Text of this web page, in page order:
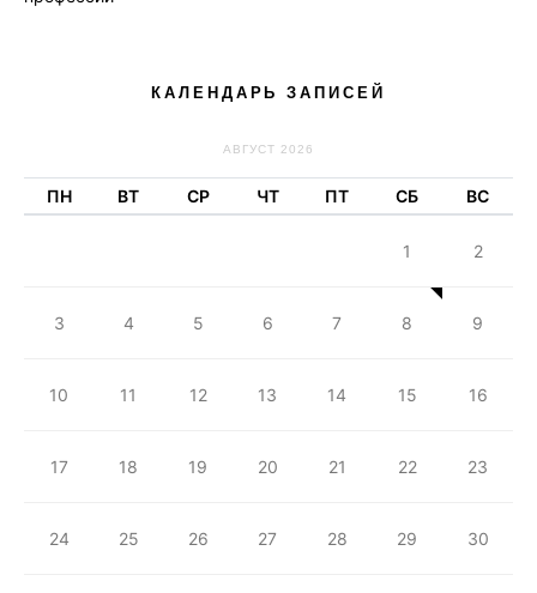
КАЛЕНДАРЬ ЗАПИСЕЙ
АВГУСТ 2026
ПН ВТ СР ЧТ ПТ СБ ВС
1 2
3 4 5 6 7 8 9
10 11 12 13 14 15 16
17 18 19 20 21 22 23
24 25 26 27 28 29 30